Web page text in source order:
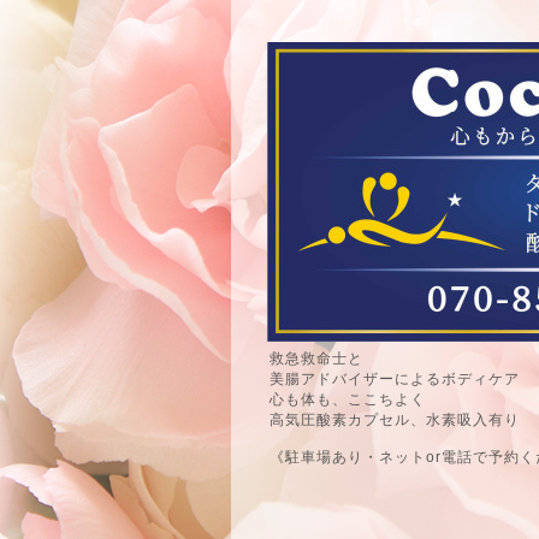
救急救命士と
美腸アドバイザーによるボディケア
心も体も、ここちよく
高気圧酸素カプセル、水素吸入有り
《駐車場あり・ネットor電話で予約